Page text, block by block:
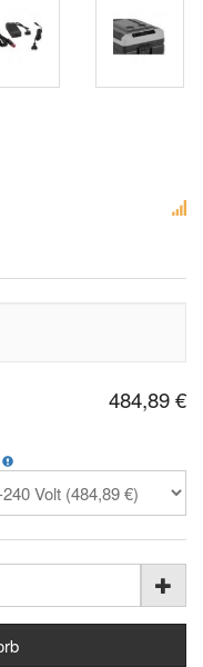
484,89 €